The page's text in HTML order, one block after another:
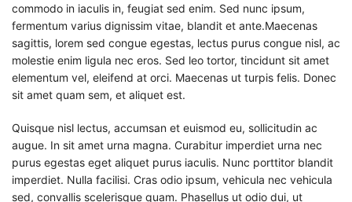
commodo in iaculis in, feugiat sed enim. Sed nunc ipsum,
fermentum varius dignissim vitae, blandit et ante.Maecenas
sagittis, lorem sed congue egestas, lectus purus congue nisl, ac
molestie enim ligula nec eros. Sed leo tortor, tincidunt sit amet
elementum vel, eleifend at orci. Maecenas ut turpis felis. Donec
sit amet quam sem, et aliquet est.
Quisque nisl lectus, accumsan et euismod eu, sollicitudin ac
augue. In sit amet urna magna. Curabitur imperdiet urna nec
purus egestas eget aliquet purus iaculis. Nunc porttitor blandit
imperdiet. Nulla facilisi. Cras odio ipsum, vehicula nec vehicula
sed, convallis scelerisque quam. Phasellus ut odio dui, ut